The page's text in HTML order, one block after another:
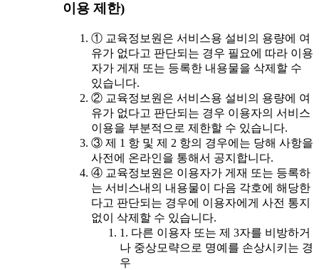
이용 제한)
① 교육정보원은 서비스용 설비의 용량에 여
유가 없다고 판단되는 경우 필요에 따라 이용
자가 게재 또는 등록한 내용물을 삭제할 수
있습니다.
② 교육정보원은 서비스용 설비의 용량에 여
유가 없다고 판단되는 경우 이용자의 서비스
이용을 부분적으로 제한할 수 있습니다.
③ 제 1 항 및 제 2 항의 경우에는 당해 사항을
사전에 온라인을 통해서 공지합니다.
④ 교육정보원은 이용자가 게재 또는 등록하
는 서비스내의 내용물이 다음 각호에 해당한
다고 판단되는 경우에 이용자에게 사전 통지
없이 삭제할 수 있습니다.
1. 다른 이용자 또는 제 3자를 비방하거
나 중상모략으로 명예를 손상시키는 경
우